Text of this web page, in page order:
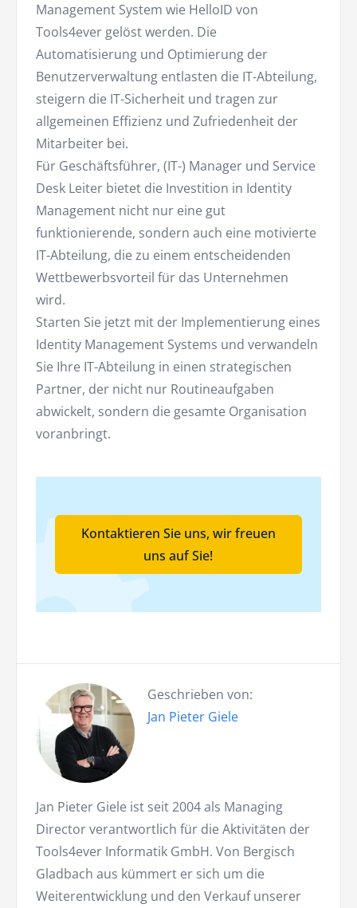
Management System wie HelloID von
Tools4ever gelöst werden. Die
Automatisierung und Optimierung der
Benutzerverwaltung entlasten die IT-Abteilung,
steigern die IT-Sicherheit und tragen zur
allgemeinen Effizienz und Zufriedenheit der
Mitarbeiter bei.
Für Geschäftsführer, (IT-) Manager und Service
Desk Leiter bietet die Investition in Identity
Management nicht nur eine gut
funktionierende, sondern auch eine motivierte
IT-Abteilung, die zu einem entscheidenden
Wettbewerbsvorteil für das Unternehmen
wird.
Starten Sie jetzt mit der Implementierung eines
Identity Management Systems und verwandeln
Sie Ihre IT-Abteilung in einen strategischen
Partner, der nicht nur Routineaufgaben
abwickelt, sondern die gesamte Organisation
voranbringt.
Kontaktieren Sie uns, wir freuen
uns auf Sie!
Geschrieben von:
Jan Pieter Giele
Jan Pieter Giele ist seit 2004 als Managing
Director verantwortlich für die Aktivitäten der
Tools4ever Informatik GmbH. Von Bergisch
Gladbach aus kümmert er sich um die
Weiterentwicklung und den Verkauf unserer